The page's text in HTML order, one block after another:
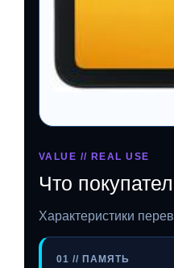
VALUE // REAL USE
Что
Характеристики
01 // ПАМЯТЬ